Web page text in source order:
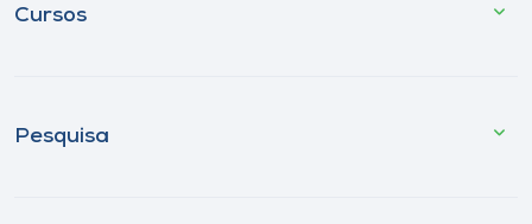
Cursos
Pesquisa